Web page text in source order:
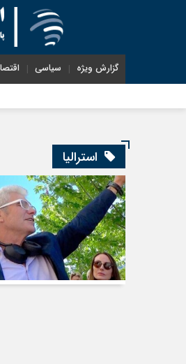
گزارش ویژه سیاسی
استرالیا